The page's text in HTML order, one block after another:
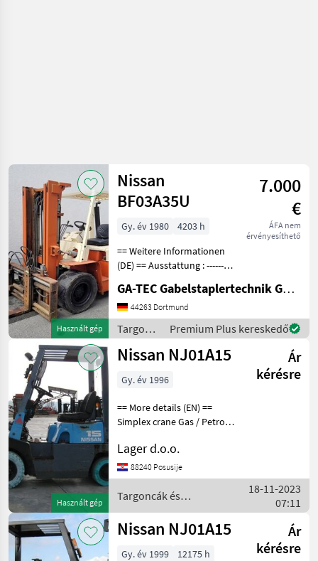
Használt gép
Nissan
BF03A35U
7.000
€
ÁFA nem
érvényesíthető
Gy. év 1980
4203 h
== Weitere Informationen
(DE) == Ausstattung : ----------
4. Ventil Anbaugeräte : -------
------ - Zinkenversteller -
Teleskopzinken
GA-TEC Gabelstaplertechnik GmbH
44263 Dortmund
Targoncák
és
raktártechnika
Premium Plus kereskedő
Használt gép
Nissan NJ01A15
Ár
kérésre
Gy. év 1996
== More details (EN) ==
Simplex crane Gas / Petrol
Targoncák és
raktártechnika Targonca
Lager d.o.o.
88240 Posusije
Targoncák és
raktártechnika / Nissan
18-11-2023
07:11
Nissan NJ01A15
Ár
kérésre
Gy. év 1999 12175 h